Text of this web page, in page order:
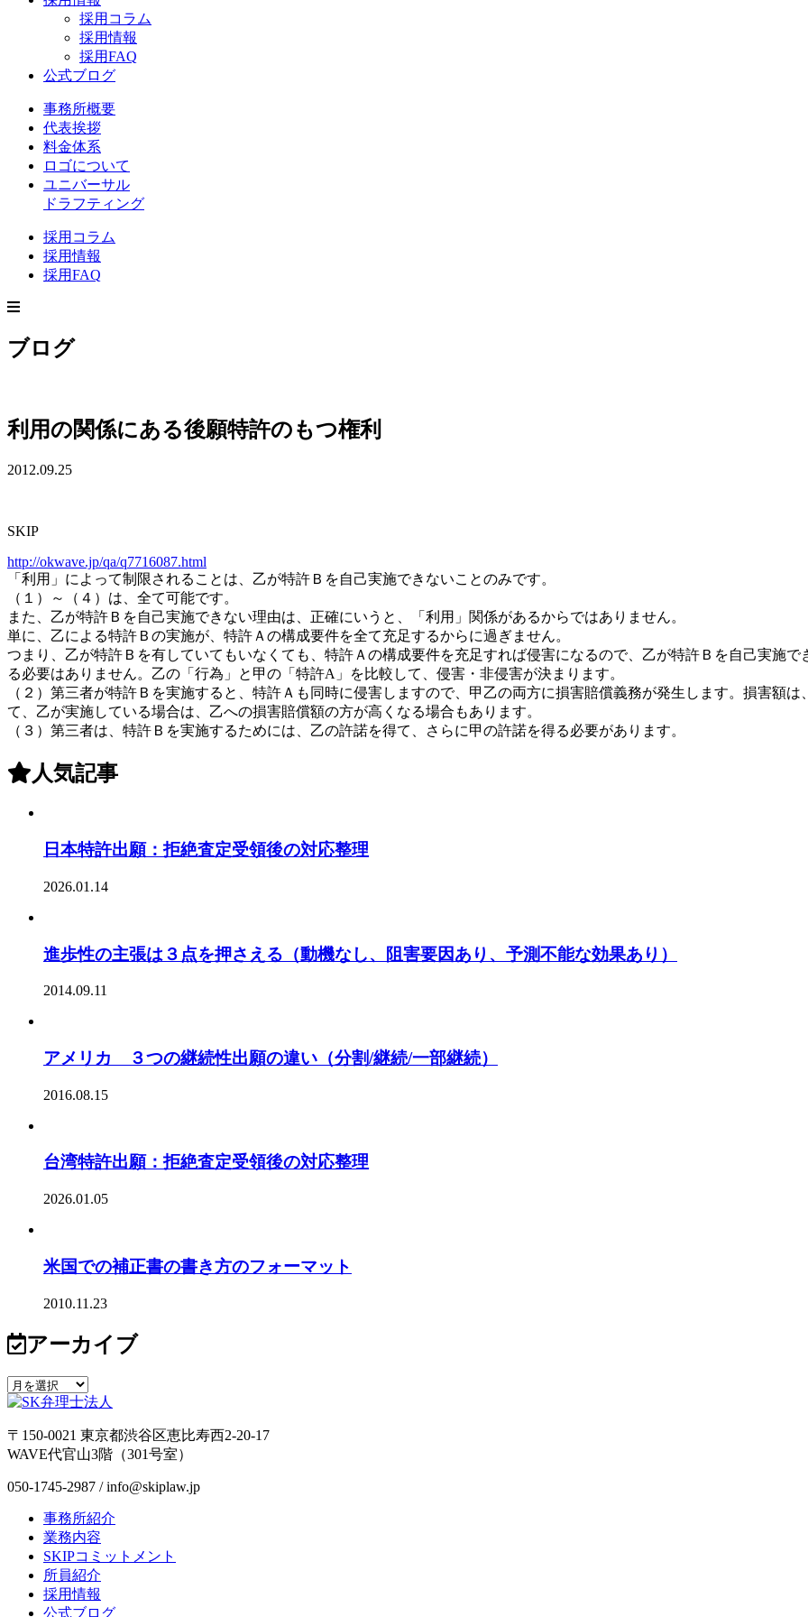
採用コラム
採用情報
採用FAQ
公式ブログ
事務所概要
代表挨拶
料金体系
ロゴについて
ユニバーサル
ドラフティング
採用コラム
採用情報
採用FAQ
ブログ
利用の関係にある後願特許のもつ権利
2012.09.25
SKIP
http://okwave.jp/qa/q7716087.html
「利用」によって制限されることは、乙が特許Ｂを自己実施できないことのみです。
（１）～（４）は、全て可能です。
また、乙が特許Ｂを自己実施できない理由は、正確にいうと、「利用」関係があるからではありません。
単に、乙による特許Ｂの実施が、特許Ａの構成要件を全て充足するからに過ぎません。
つまり、乙が特許Ｂを有していてもいなくても、特許Ａの構成要件を充足すれば侵害になるので、乙が特許Ｂを自己実施
る必要はありません。乙の「行為」と甲の「特許A」を比較して、侵害・非侵害が決まります。
（２）第三者が特許Ｂを実施すると、特許Ａも同時に侵害しますので、甲乙の両方に損害賠償義務が発生します。損害額
て、乙が実施している場合は、乙への損害賠償額の方が高くなる場合もあります。
（３）第三者は、特許Ｂを実施するためには、乙の許諾を得て、さらに甲の許諾を得る必要があります。
人気記事
日本特許出願：拒絶査定受領後の対応整理
2026.01.14
進歩性の主張は３点を押さえる（動機なし、阻害要因あり、予測不能な効果あり）
2014.09.11
アメリカ ３つの継続性出願の違い（分割/継続/一部継続）
2016.08.15
台湾特許出願：拒絶査定受領後の対応整理
2026.01.05
米国での補正書の書き方のフォーマット
2010.11.23
アーカイブ
〒150-0021 東京都渋谷区恵比寿西2-20-17
WAVE代官山3階（301号室）
050-1745-2987 / info@skiplaw.jp
事務所紹介
業務内容
SKIPコミットメント
所員紹介
採用情報
公式ブログ